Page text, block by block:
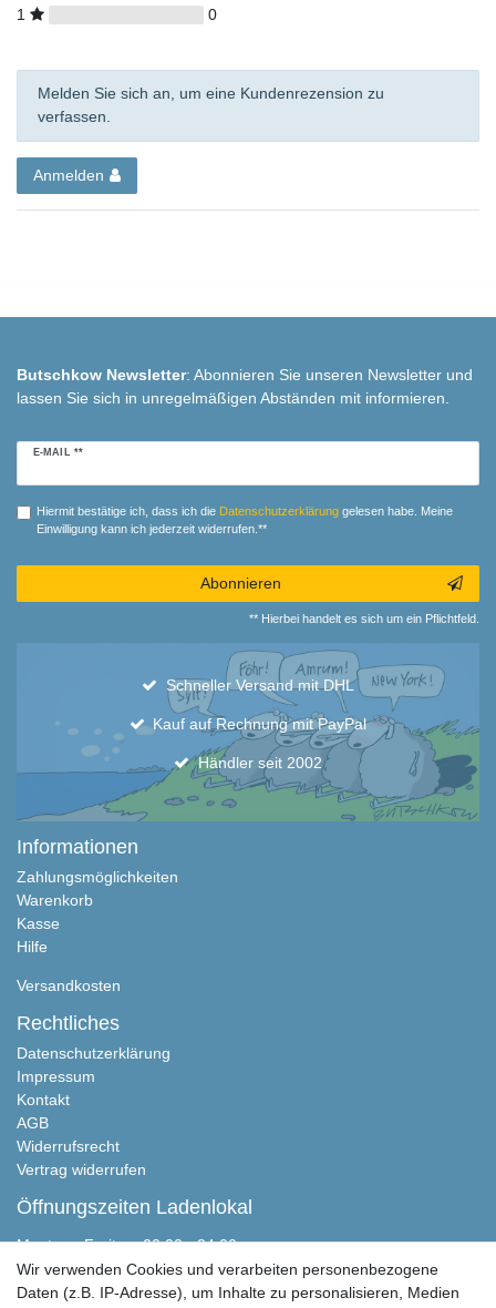
1
0
Melden Sie sich an, um eine Kundenrezension zu
verfassen.
Anmelden
Butschkow Newsletter: Abonnieren Sie unseren Newsletter und
lassen Sie sich in unregelmäßigen Abständen mit informieren.
E-MAIL **
Newsletter
Hiermit bestätige ich, dass ich die Daten­schutz­erklärunggelesen habe. Meine
Einwilligung kann ich jederzeit widerrufen.**
Abonnieren
** Hierbei handelt es sich um ein Pflichtfeld.
Schneller Versand mit DHL
Kauf auf Rechnung mit PayPal
Händler seit 2002
Informationen
Zahlungsmöglichkeiten
Warenkorb
Kasse
Hilfe
Versandkosten
Rechtliches
Datenschutzerklärung
Impressum
Kontakt
AGB
Widerrufsrecht
Vertrag widerrufen
Öffnungszeiten Ladenlokal
Montag - Freitag, 00:00 - 24:00
Samstag nach Absprache
Sonntag geschlossen
Wir verwenden Cookies und verarbeiten personenbezogene
Daten (z.B. IP-Adresse), um Inhalte zu personalisieren, Medien